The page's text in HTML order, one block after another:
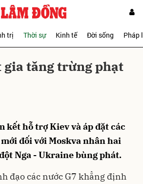
trị Thời sự Kinh tế Đời sống Pháp
gia tăng trừng phạt
kết hỗ trợ Kiev và áp đặt các
đối với Moskva nhân hai
Nga - Ukraine bùng phát.
đạo các nước G7 khẳng định